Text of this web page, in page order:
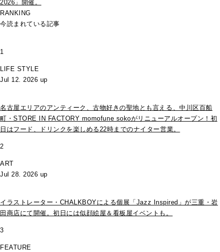
2026」開催。
RANKING
今読まれている記事
1
LIFE STYLE
Jul 12. 2026 up
名古屋エリアのアンティーク、古物好きの聖地とも言える、中川区百船
町・STORE IN FACTORY momofune sokoがリニューアルオープン！初
日はフード、ドリンクを楽しめる22時までのナイター営業。
2
ART
Jul 28. 2026 up
イラストレーター・CHALKBOYによる個展「Jazz Inspired」が三重・岩
田商店にて開催。初日には似顔絵屋＆看板屋イベントも。
3
FEATURE